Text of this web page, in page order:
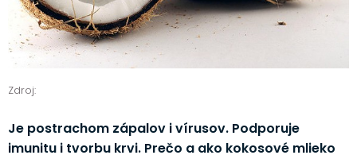
Zdroj:
Je postrachom zápalov i vírusov. Podporuje
imunitu i tvorbu krvi. Prečo a ako kokosové mlieko